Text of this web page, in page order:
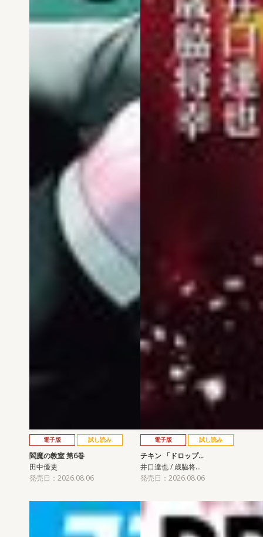
電子版 試し読み
閻魔の教室 第6巻
田中優吏
発売日：2026.08.06
電子版 試し読み
チキン 「ドロップ…
井口達也 / 歳脇将…
発売日：2026.08.06